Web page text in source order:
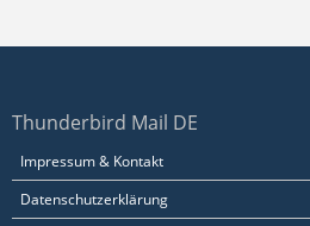
Thunderbird Mail DE
Impressum & Kontakt
Datenschutzerklärung